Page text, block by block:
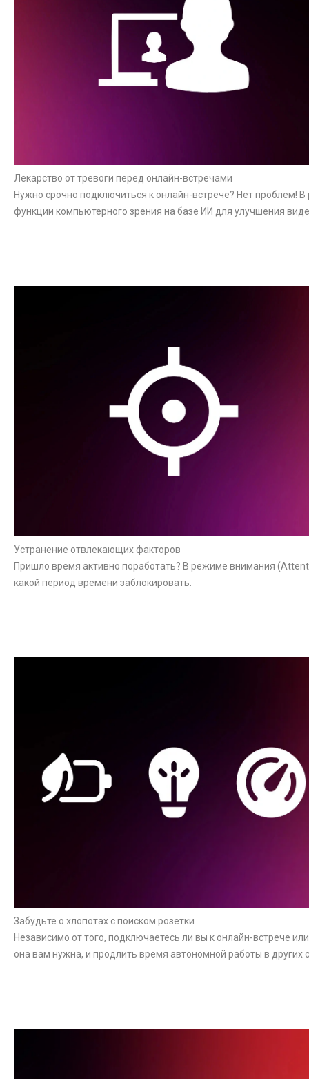
Лекарство от тревоги перед онлайн-встречами
Нужно срочно подключиться к онлайн-встрече? Нет проблем!
функции компьютерного зрения на базе ИИ для улучшения
Устранение отвлекающих факторов
Пришло время активно поработать? В режиме внимания
какой период времени заблокировать.
Забудьте о хлопотах с поиском розетки
Независимо от того, подключаетесь ли вы к онлайн-встрече
она вам нужна, и продлить время автономной работы в других